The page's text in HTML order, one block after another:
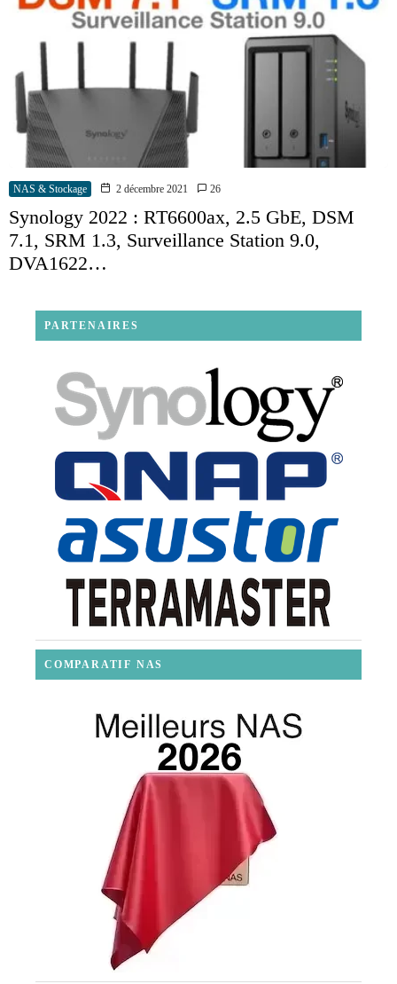
NAS & Stockage 2 décembre 2021 26
Synology 2022 : RT6600ax, 2.5 GbE, DSM
7.1, SRM 1.3, Surveillance Station 9.0,
DVA1622…
PARTENAIRES
COMPARATIF NAS